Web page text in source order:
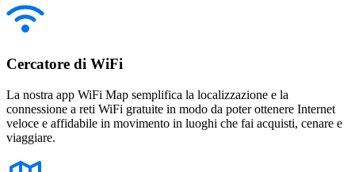
Cercatore di WiFi
La nostra app WiFi Map semplifica la localizzazione e la
connessione a reti WiFi gratuite in modo da poter ottenere Internet
veloce e affidabile in movimento in luoghi che fai acquisti, cenare e
viaggiare.